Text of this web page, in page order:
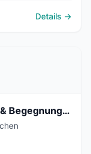
Details →
Caritas Servicezentrum Demenz & Begegnungsstätte Café Insel